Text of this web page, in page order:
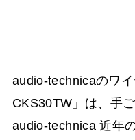
audio-technicaのワ
CKS30TW」は、手
audio-technica 近年